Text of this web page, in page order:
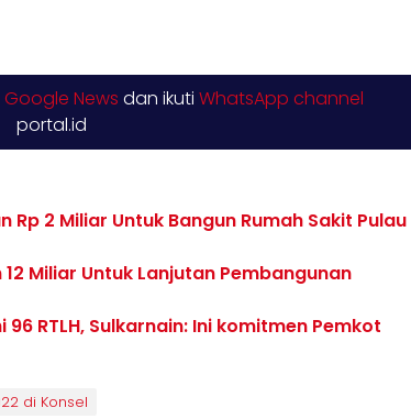
Google News dan ikuti WhatsApp channel
portal.id
2 Miliar Untuk Bangun Rumah Sakit Pulau
Miliar Untuk Lanjutan Pembangunan
96 RTLH, Sulkarnain: Ini komitmen Pemkot
di Konsel